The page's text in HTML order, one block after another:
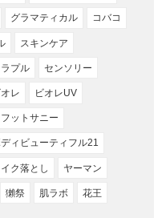
グラマティカル コバコ
スキンケア
プル センソリー
レ ビオレUV
フットサニー
ィビューティフル21
イク落とし ヤーマン
獺祭 肌ラボ 花王